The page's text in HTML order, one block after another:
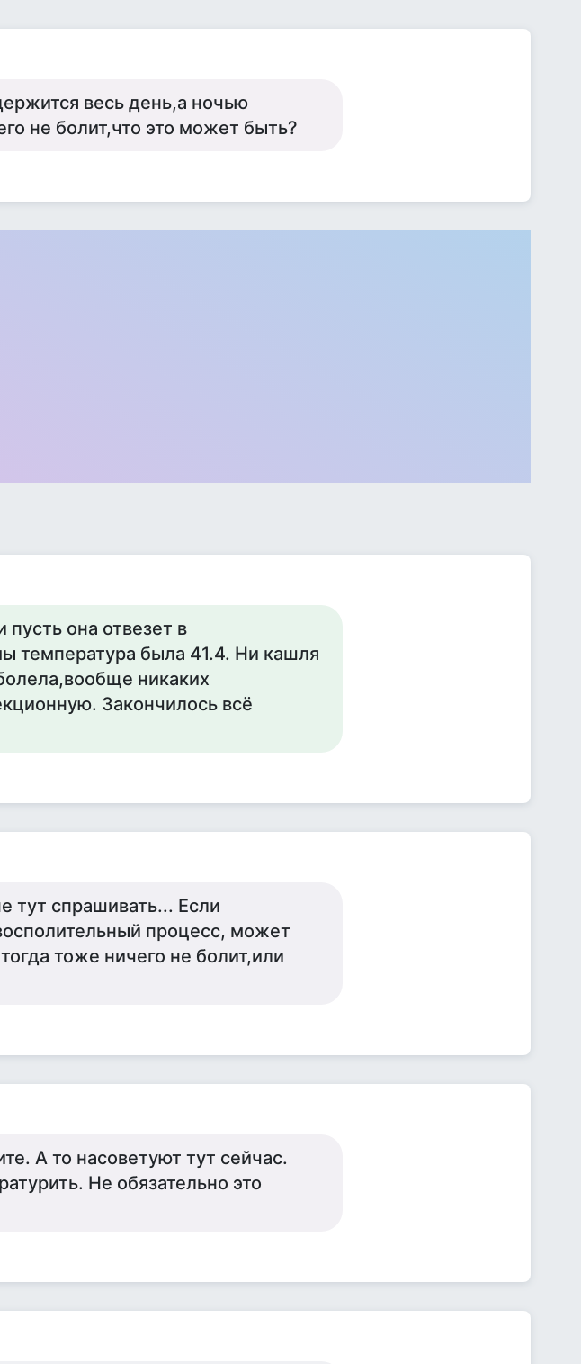
весь день,а ночью
не болит,что это может быть?
она отвезет в
температура была 41.4. Ни кашля
никаких
Закончилось всё
тут спрашивать... Если
процесс, может
тоже ничего не болит,или
А то насоветуют тут сейчас.
Не обязательно это